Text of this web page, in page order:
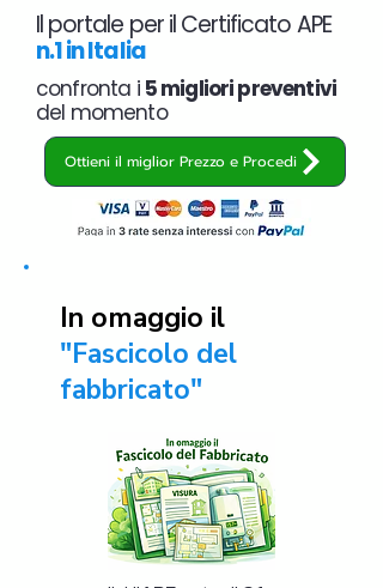
Il portale per il Certificato APE
n.1 in Italia
confronta i 5 migliori preventivi
del momento
Ottieni il miglior Prezzo e Procedi
In omaggio il
"Fascicolo del
fabbricato"